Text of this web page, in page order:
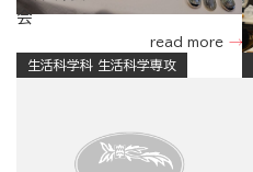
会
read more
生活科学科 生活科学専攻